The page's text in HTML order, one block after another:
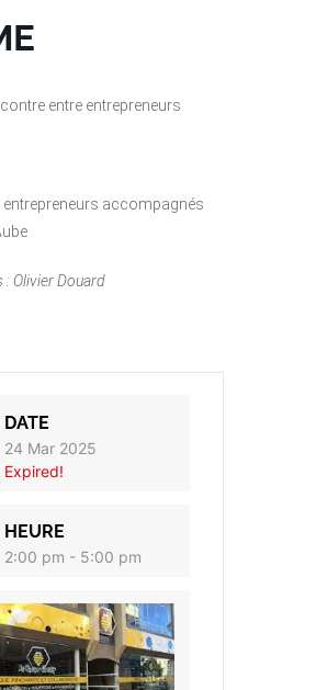
entre entrepreneurs
entrepreneurs accompagnés
Olivier Douard
DATE
24 Mar 2025
Expired!
HEURE
2:00 pm - 5:00 pm